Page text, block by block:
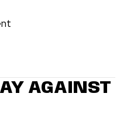
to
AGAINST